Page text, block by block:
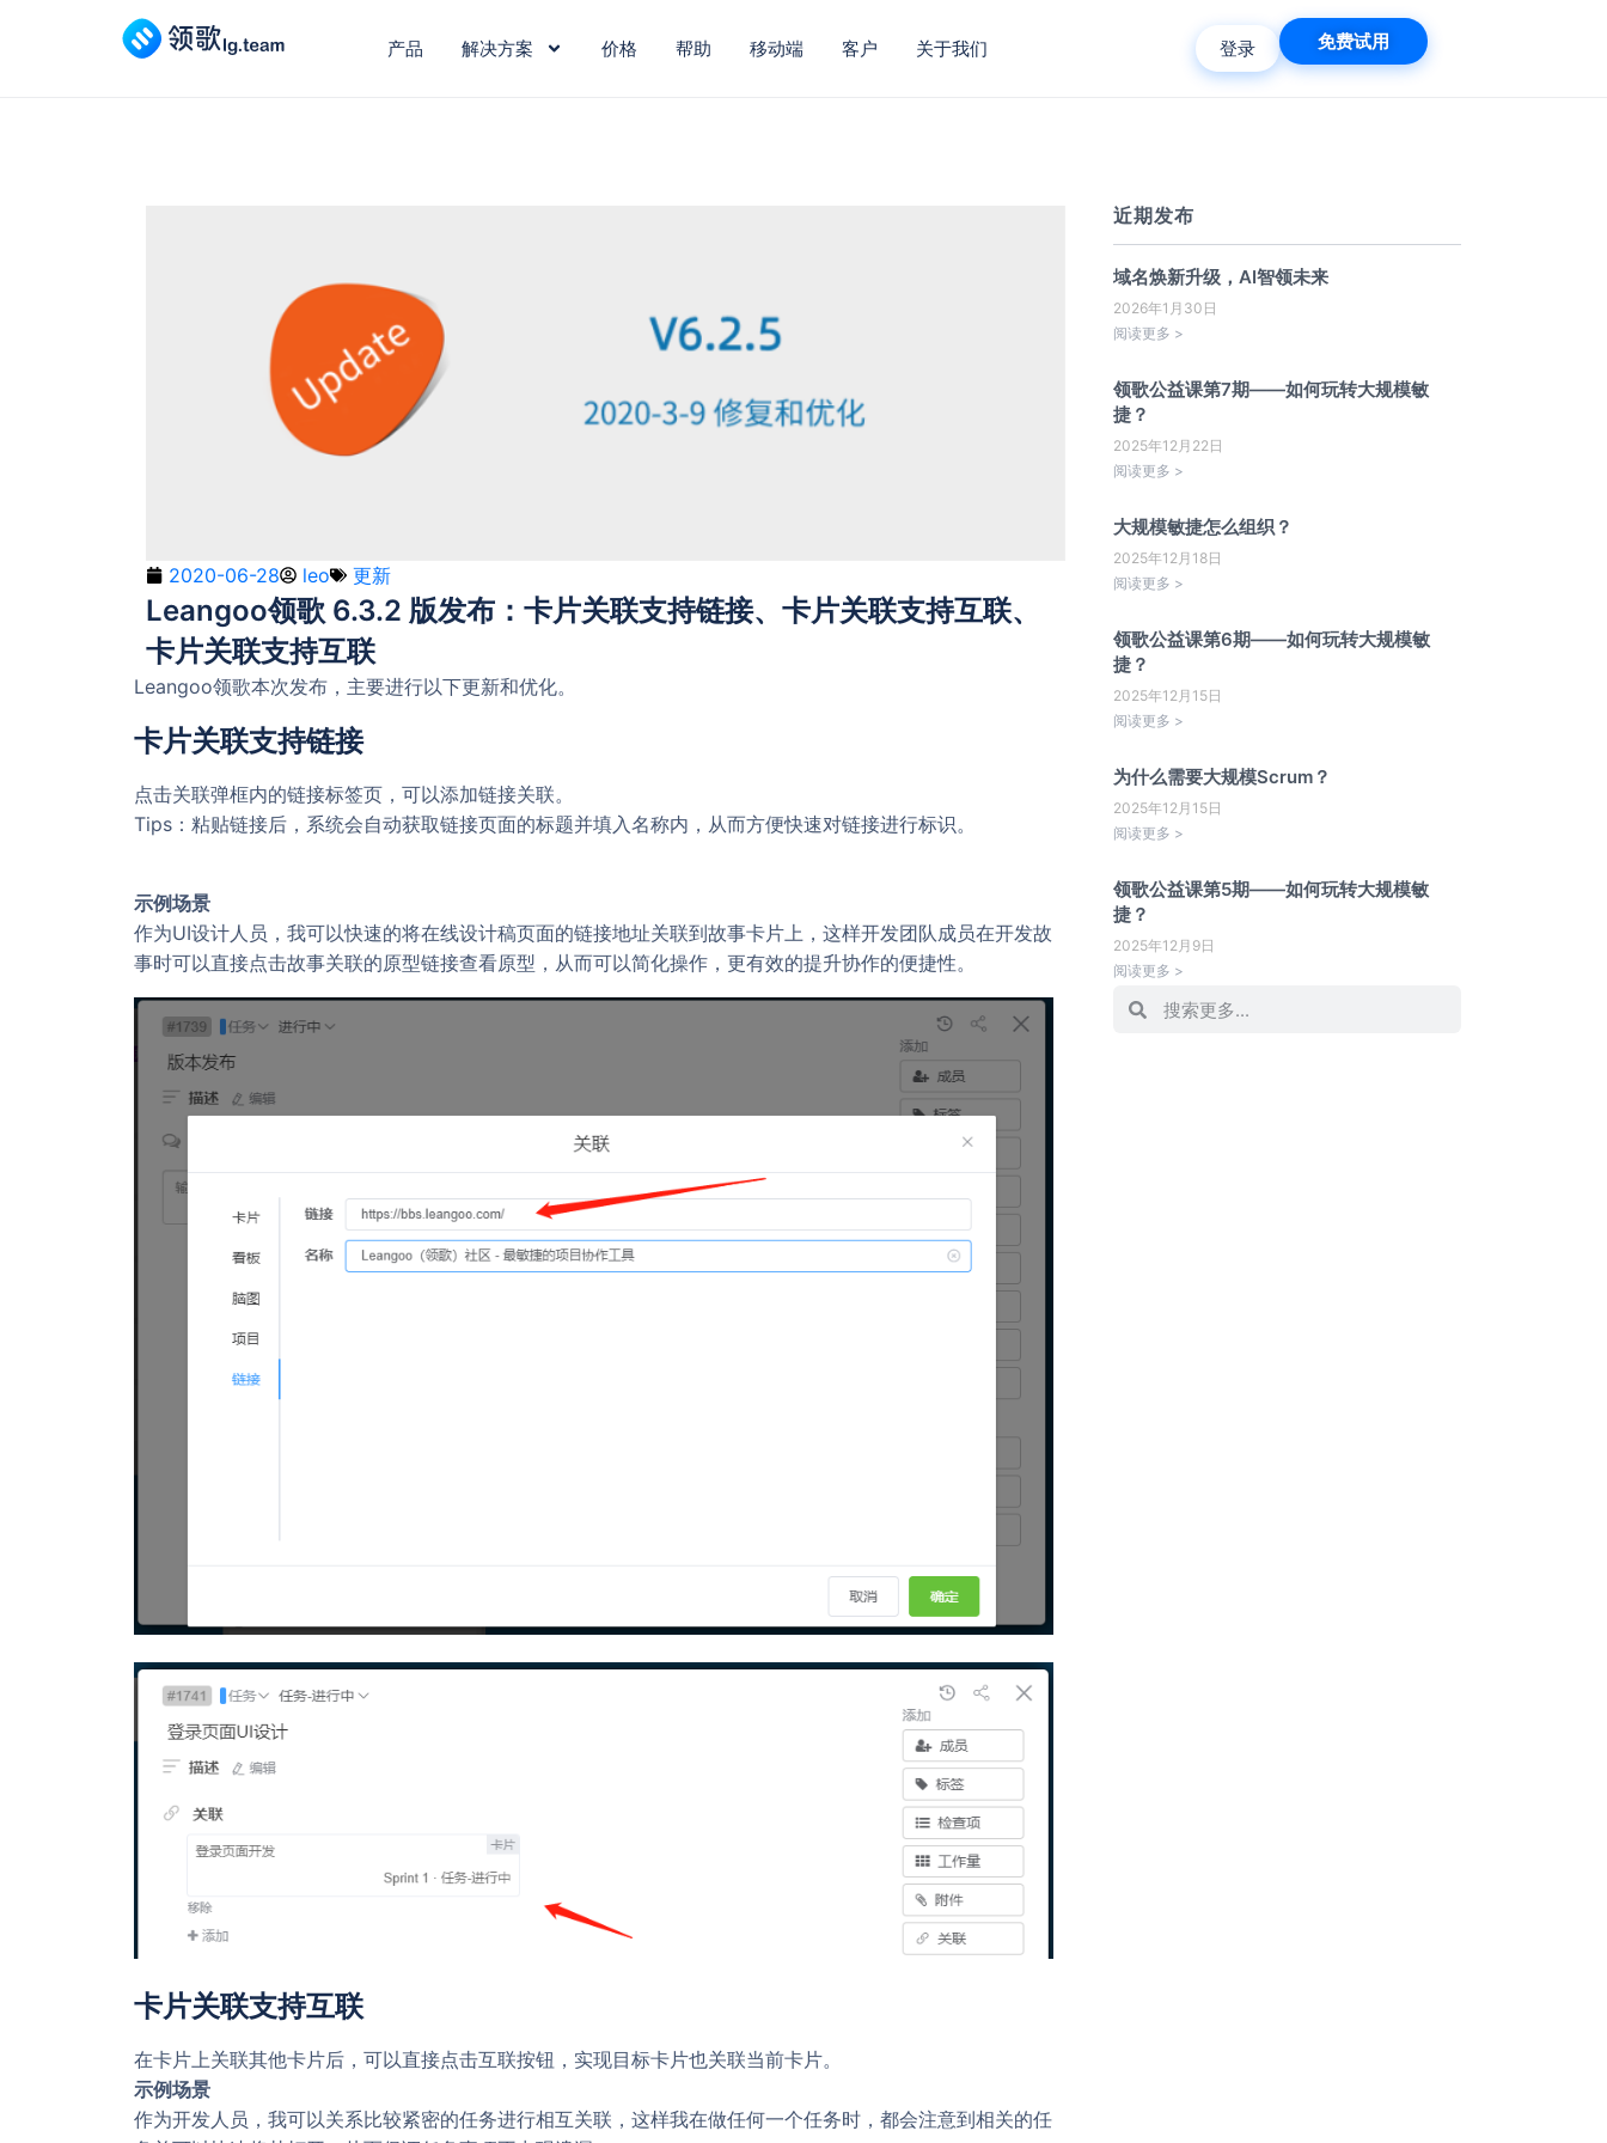
产品 解决方案 价格 帮助 移动端 客户 关于我们 登录 免费试用
2020-06-28 leo 更新
Leangoo领歌 6.3.2 版发布：卡片关联支持链接、卡片关联支持互联、
卡片关联支持互联
Leangoo领歌本次发布，主要进行以下更新和优化。
卡片关联支持链接
点击关联弹框内的链接标签页，可以添加链接关联。
Tips：粘贴链接后，系统会自动获取链接页面的标题并填入名称内，从而方便快速对链接进行标识。
示例场景
作为UI设计人员，我可以快速的将在线设计稿页面的链接地址关联到故事卡片上，这样开发团队成员在开发故
事时可以直接点击故事关联的原型链接查看原型，从而可以简化操作，更有效的提升协作的便捷性。
卡片关联支持互联
在卡片上关联其他卡片后，可以直接点击互联按钮，实现目标卡片也关联当前卡片。
示例场景
作为开发人员，我可以关系比较紧密的任务进行相互关联，这样我在做任何一个任务时，都会注意到相关的任
近期发布
域名焕新升级，AI智领未来
2026年1月30日
阅读更多 >
领歌公益课第7期——如何玩转大规模敏
捷？
2025年12月22日
阅读更多 >
大规模敏捷怎么组织？
2025年12月18日
阅读更多 >
领歌公益课第6期——如何玩转大规模敏
捷？
2025年12月15日
阅读更多 >
为什么需要大规模Scrum？
2025年12月15日
阅读更多 >
领歌公益课第5期——如何玩转大规模敏
捷？
2025年12月9日
阅读更多 >